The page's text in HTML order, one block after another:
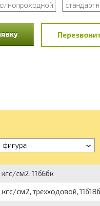
фигура
см2, 11б6бк
см2, трехходовой,